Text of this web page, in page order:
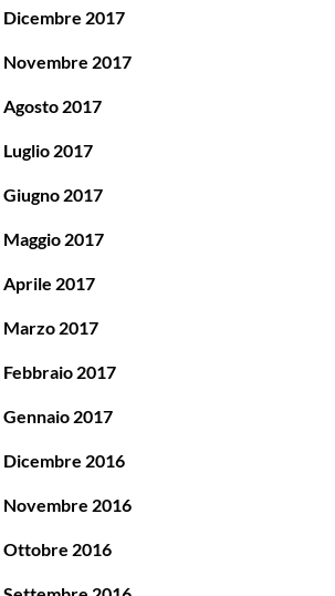
Dicembre 2017
Novembre 2017
Agosto 2017
Luglio 2017
Giugno 2017
Maggio 2017
Aprile 2017
Marzo 2017
Febbraio 2017
Gennaio 2017
Dicembre 2016
Novembre 2016
Ottobre 2016